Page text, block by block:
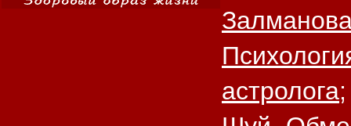
астролога;